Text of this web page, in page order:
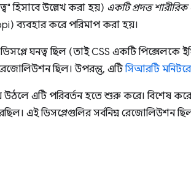
হিসাবে উল্লেখ করা হয়) একটি প্রদত্ত
ব্যবহার করে পরিমাপ করা হয়।
ঘনত্ব ছিল (তাই CSS একটি পিক্সেলকে
ছিল। উপরন্তু, এটিসিআরটি
এটি পরিবর্তন হতে শুরু করে। বিশেষ
এই ডিসপ্লেগুলির সর্বনিম্ন রেজোলিউশন